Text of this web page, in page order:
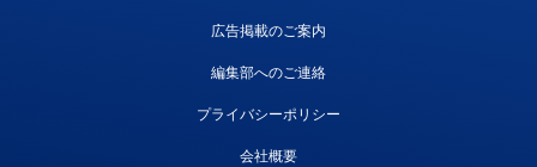
広告掲載のご案内
編集部へのご連絡
プライバシーポリシー
会社概要